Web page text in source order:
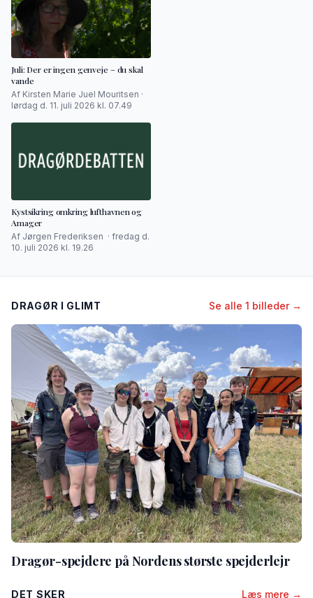
Juli: Der er ingen genveje – du skal
vande
Af Kirsten Marie Juel Mouritsen ·
lørdag d. 11. juli 2026 kl. 07.49
Kystsikring omkring lufthavnen og
Amager
Af Jørgen Frederiksen · fredag d.
10. juli 2026 kl. 19.26
DRAGØR I GLIMT Se alle 1 billeder →
Dragør-spejdere på Nordens største spejderlejr
DET SKER Læs mere →